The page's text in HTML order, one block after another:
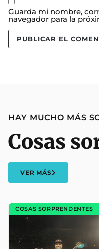
Guarda mi nombre,
navegador para la
HAY MUCHO MÁS
Cosas
VER MÁS
COSAS SORPRENDENTES